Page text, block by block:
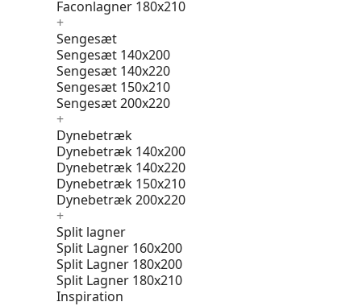
Faconlagner 180x210
+
Sengesæt
Sengesæt 140x200
Sengesæt 140x220
Sengesæt 150x210
Sengesæt 200x220
+
Dynebetræk
Dynebetræk 140x200
Dynebetræk 140x220
Dynebetræk 150x210
Dynebetræk 200x220
+
Split lagner
Split Lagner 160x200
Split Lagner 180x200
Split Lagner 180x210
Inspiration